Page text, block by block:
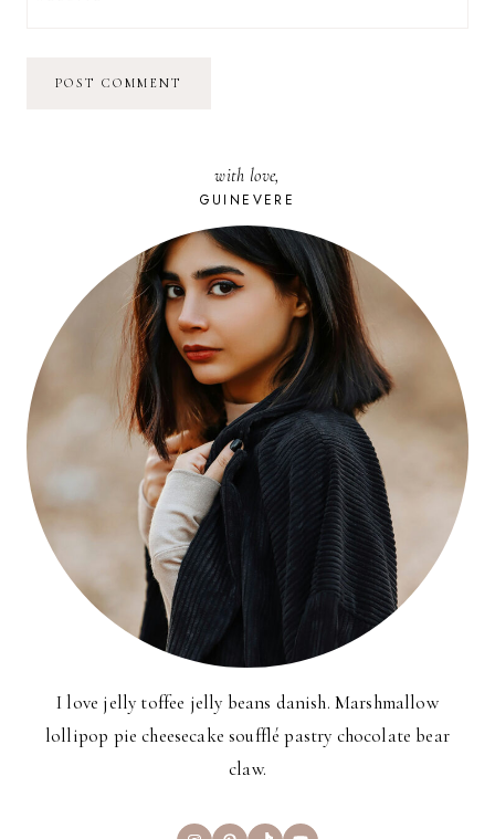
with love,
GUINEVERE
I love jelly toffee jelly beans danish. Marshmallow
lollipop pie cheesecake soufflé pastry chocolate bear
claw.